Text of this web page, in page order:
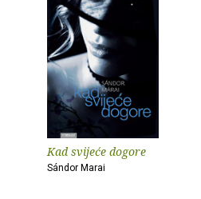
Kad svijeće dogore
Sándor Marai